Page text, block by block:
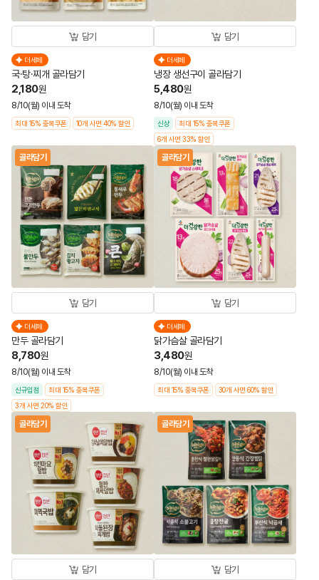
담기
더세페
국·탕·찌개 골라담기
2,180원
8/10(월) 이내 도착
최대 15% 중복쿠폰 10개 사면 40% 할인
담기
더세페
냉장 생선구이 골라담기
5,480원
8/10(월) 이내 도착
신상
최대 15% 중복쿠폰
6개 사면 33% 할인
골라담기
담기
더세페
만두 골라담기
8,780원
8/10(월) 이내 도착
신규입점
최대 15% 중복쿠폰
3개 사면 20% 할인
골라담기
담기
더세페
닭가슴살 골라담기
3,480원
8/10(월) 이내 도착
최대 15% 중복쿠폰 30개 사면 60% 할인
골라담기
담기
골라담기
담기